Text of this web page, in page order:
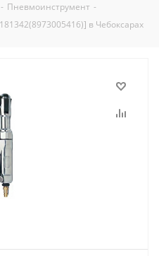
- Пневмоинструмент -
в Чебоксарах